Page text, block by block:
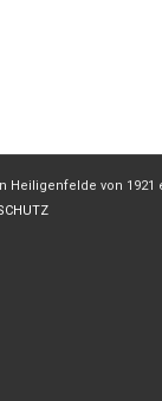
Heiligenfelde von 1921